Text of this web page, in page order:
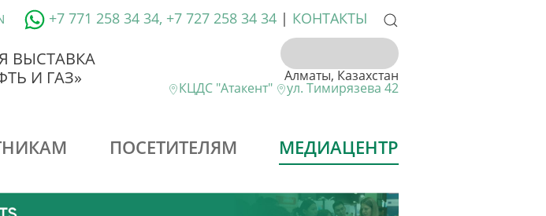
+7 771 258 34 34, +7 727 258 34 34 | КОНТАКТЫ
ВЫСТАВКА
И ГАЗ»
Алматы, Казахстан
КЦДС "Атакент" ул. Тимирязева 42
ПОСЕТИТЕЛЯМ МЕДИАЦЕНТР